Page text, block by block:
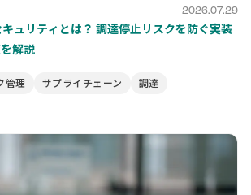
2026.07.29
ュリティとは？ 調達停止リスクを防ぐ実装
解説
管理 サプライチェーン 調達